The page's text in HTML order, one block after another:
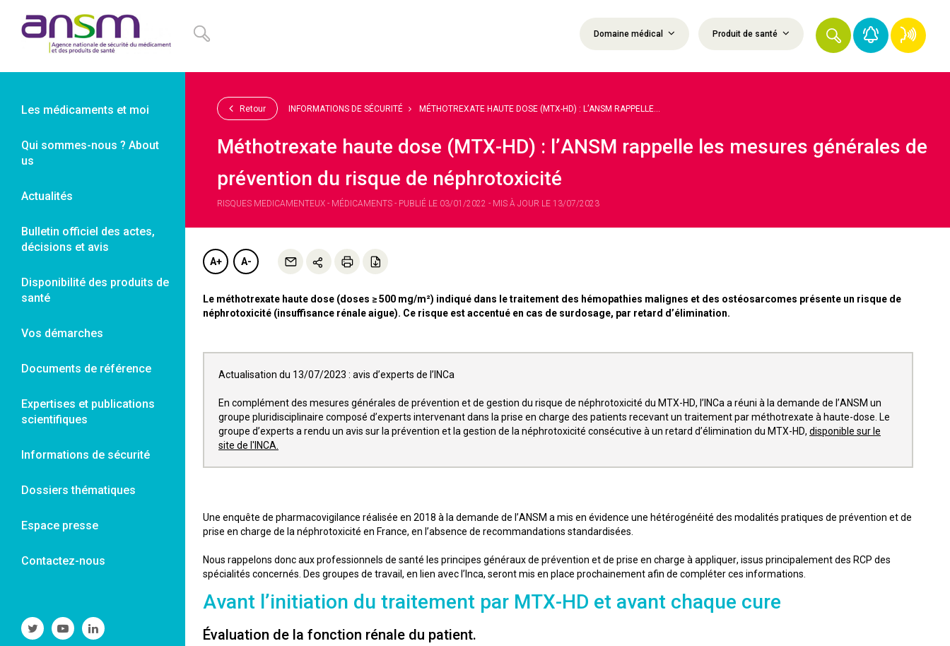
Domaine médical Produit de santé
Les médicaments et moi
Qui sommes-nous ? About
us
Actualités
Bulletin officiel des actes,
décisions et avis
Disponibilité des produits de
santé
Vos démarches
Documents de référence
Expertises et publications
scientifiques
Informations de sécurité
Dossiers thématiques
Espace presse
Contactez-nous
Suivre
l'ANSM
Suivre
l'ANSM
Suivre
l'ANSM
Retour INFORMATIONS DE SÉCURITÉ MÉTHOTREXATE HAUTE DOSE (MTX-HD) : L’ANSM RAPPELLE...
Méthotrexate haute dose (MTX-HD) : l’ANSM rappelle les mesures générales de
prévention du risque de néphrotoxicité
RISQUES MEDICAMENTEUX - MÉDICAMENTS - PUBLIÉ LE 03/01/2022 - MIS À JOUR LE 13/07/2023
A+ A-
Le méthotrexate haute dose (doses ≥ 500 mg/m²) indiqué dans le traitement des hémopathies malignes et des ostéosarcomes présente un risque de
néphrotoxicité (insuffisance rénale aigue). Ce risque est accentué en cas de surdosage, par retard d’élimination.
Actualisation du 13/07/2023 : avis d’experts de l’INCa
En complément des mesures générales de prévention et de gestion du risque de néphrotoxicité du MTX-HD, l’INCa a réuni à la demande de l’ANSM un
groupe pluridisciplinaire composé d’experts intervenant dans la prise en charge des patients recevant un traitement par méthotrexate à haute-dose. Le
groupe d’experts a rendu un avis sur la prévention et la gestion de la néphrotoxicité consécutive à un retard d’élimination du MTX-HD, disponible sur le
site de l'INCA.
Une enquête de pharmacovigilance réalisée en 2018 à la demande de l’ANSM a mis en évidence une hétérogénéité des modalités pratiques de prévention et de
prise en charge de la néphrotoxicité en France, en l’absence de recommandations standardisées.
Nous rappelons donc aux professionnels de santé les principes généraux de prévention et de prise en charge à appliquer, issus principalement des RCP des
spécialités concernés. Des groupes de travail, en lien avec l’Inca, seront mis en place prochainement afin de compléter ces informations.
Avant l’initiation du traitement par MTX-HD et avant chaque cure
Évaluation de la fonction rénale du patient.